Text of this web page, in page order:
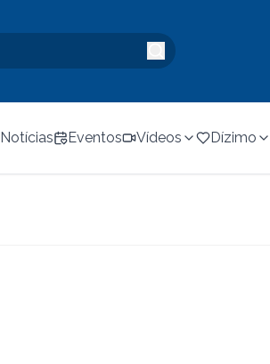
Notícias Eventos Vídeos Dízimo